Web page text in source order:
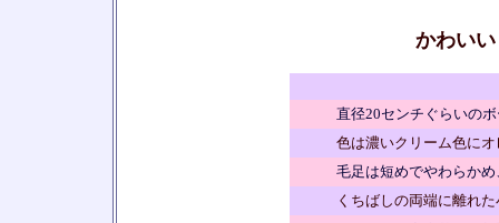
かわい
直径20センチぐらいの
色は濃いクリーム色に
毛足は短めでやわらか
くちばしの両端に離れ